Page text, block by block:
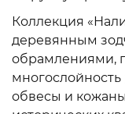
Коллекция
деревянным
обрамлениями,
обвесы и